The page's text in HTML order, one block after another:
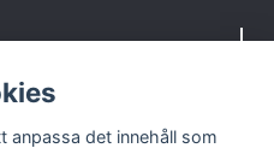
anpassa det innehåll som